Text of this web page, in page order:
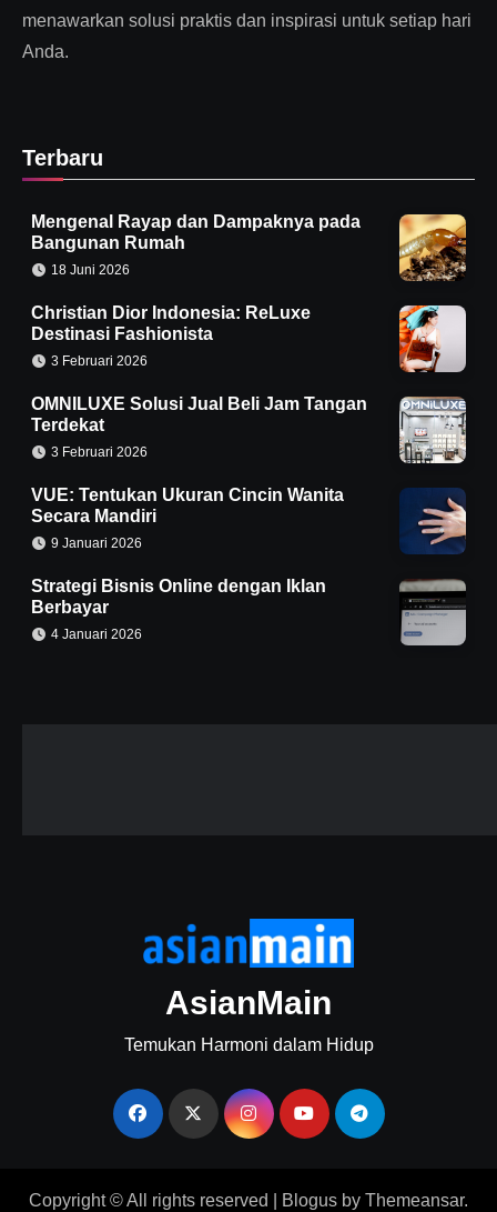
menawarkan solusi praktis dan inspirasi untuk setiap hari
Anda.
Terbaru
Mengenal Rayap dan Dampaknya pada
Bangunan Rumah
18 Juni 2026
Christian Dior Indonesia: ReLuxe
Destinasi Fashionista
3 Februari 2026
OMNILUXE Solusi Jual Beli Jam Tangan
Terdekat
3 Februari 2026
VUE: Tentukan Ukuran Cincin Wanita
Secara Mandiri
9 Januari 2026
Strategi Bisnis Online dengan Iklan
Berbayar
4 Januari 2026
AsianMain
Temukan Harmoni dalam Hidup
Copyright © All rights reserved Blogus by Themeansar.